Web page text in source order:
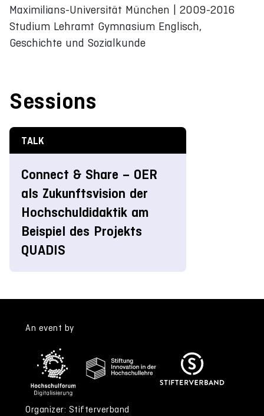
Maximilians-Universität München | 2009-2016
Studium Lehramt Gymnasium Englisch,
Geschichte und Sozialkunde
Sessions
TALK
Connect & Share – OER
als Zukunftsvision der
Hochschuldidaktik am
Beispiel des Projekts
QUADIS
An event by
Organizer: Stifterverband